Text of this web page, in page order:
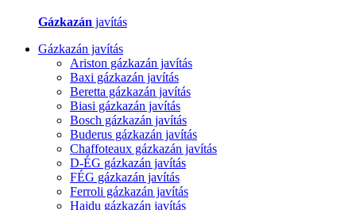
Gázkazán javítás
Gázkazán javítás
Ariston gázkazán javítás
Baxi gázkazán javítás
Beretta gázkazán javítás
Biasi gázkazán javítás
Bosch gázkazán javítás
Buderus gázkazán javítás
Chaffoteaux gázkazán javítás
D-ÉG gázkazán javítás
FÉG gázkazán javítás
Ferroli gázkazán javítás
Hajdu gázkazán javítás